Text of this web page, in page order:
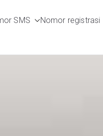
SMS Nomor registrasi